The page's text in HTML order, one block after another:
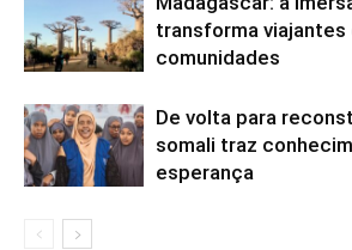
transforma
comunidades
De volta para
somali traz
esperança